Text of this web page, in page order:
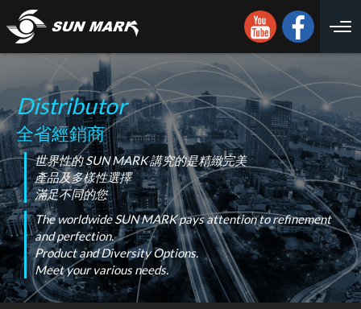
Distributor
全省經銷商
世界性的 SUN MARK 講究的是精緻完美
產品及多樣性選擇
滿足不同的您
The worldwide SUN MARK pays attention to refinement
and perfection.
Product and Diversity Options.
Meet your various needs.